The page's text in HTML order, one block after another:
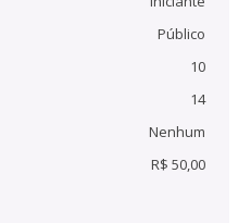
Público
10
14
Nenhum
R$ 50,00